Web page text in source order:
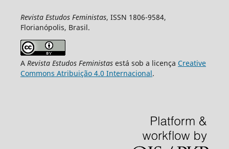
Revista Estudos Feministas, ISSN 1806-9584,
Florianópolis, Brasil.
A Revista Estudos Feministasestá sob a licença Creative
Commons Atribuição 4.0 Internacional.